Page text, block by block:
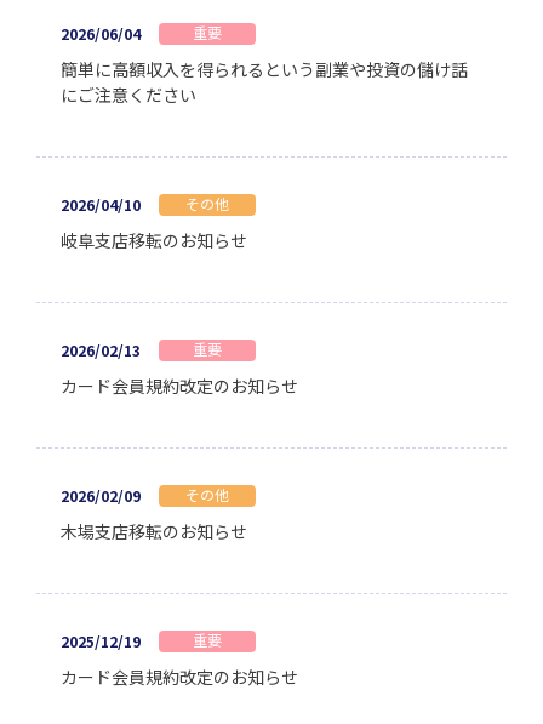
2026/06/04 重要
簡単に高額収入を得られるという副業や投資の儲け話
にご注意ください
2026/04/10 その他
岐阜支店移転のお知らせ
2026/02/13 重要
カード会員規約改定のお知らせ
2026/02/09 その他
木場支店移転のお知らせ
2025/12/19 重要
カード会員規約改定のお知らせ